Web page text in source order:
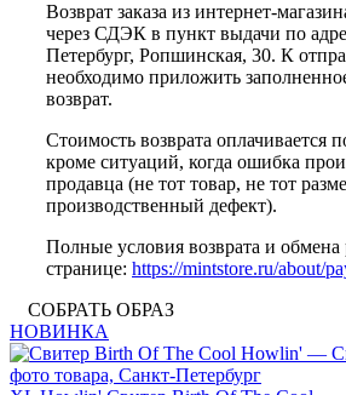
Возврат заказа из интернет-
через СДЭК в пункт выдачи по
Петербург, Ропшинская, 30. К
необходимо приложить
возврат.
Стоимость возврата оплачивается
кроме ситуаций, когда ошибка
продавца (не тот товар, не тот
производственный дефект).
Полные условия возврата и
странице: https://mintstore.ru/about/
СОБРАТЬ ОБРАЗ
НОВИНКА